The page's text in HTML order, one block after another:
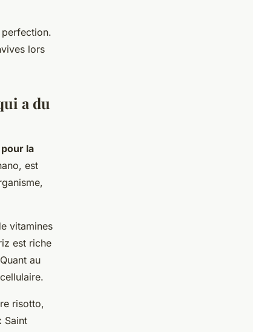
lors
a du
la
est
vitamines
est riche
au
risotto,
Saint